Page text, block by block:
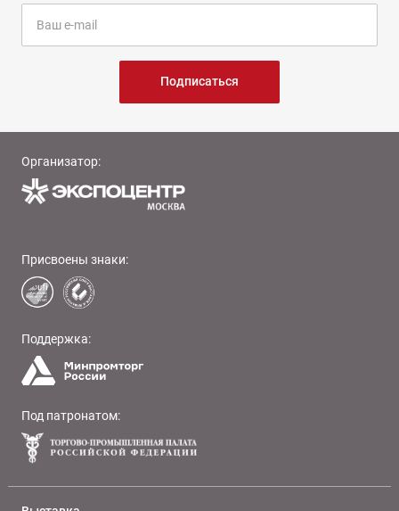
Подписаться
Организатор:
Присвоены знаки:
Поддержка:
Под патронатом: